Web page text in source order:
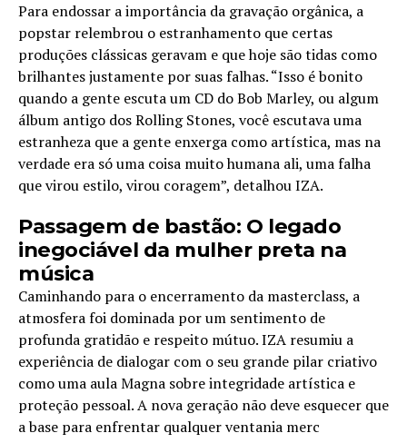
Para endossar a importância da gravação orgânica, a
popstar relembrou o estranhamento que certas
produções clássicas geravam e que hoje são tidas como
brilhantes justamente por suas falhas. “Isso é bonito
quando a gente escuta um CD do Bob Marley, ou algum
álbum antigo dos Rolling Stones, você escutava uma
estranheza que a gente enxerga como artística, mas na
verdade era só uma coisa muito humana ali, uma falha
que virou estilo, virou coragem”, detalhou IZA.
Passagem de bastão: O legado
inegociável da mulher preta na
música
Caminhando para o encerramento da masterclass, a
atmosfera foi dominada por um sentimento de
profunda gratidão e respeito mútuo. IZA resumiu a
experiência de dialogar com o seu grande pilar criativo
como uma aula Magna sobre integridade artística e
proteção pessoal. A nova geração não deve esquecer que
a base para enfrentar qualquer ventania merc